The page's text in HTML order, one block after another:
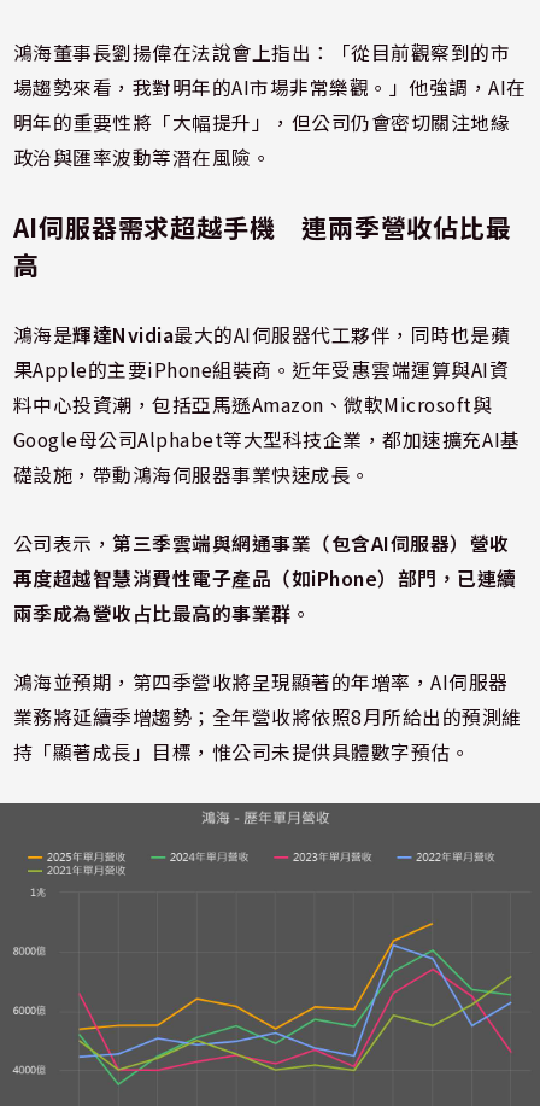
鴻海董事長劉揚偉在法說會上指出：「從目前觀察到的市
場趨勢來看，我對明年的AI市場非常樂觀。」他強調，AI在
明年的重要性將「大幅提升」，但公司仍會密切關注地緣
政治與匯率波動等潛在風險。
AI伺服器需求超越手機 連兩季營收佔比最
高
鴻海是輝達Nvidia最大的AI伺服器代工夥伴，同時也是蘋
果Apple的主要iPhone組裝商。近年受惠雲端運算與AI資
料中心投資潮，包括亞馬遜Amazon、微軟Microsoft與
Google母公司Alphabet等大型科技企業，都加速擴充AI基
礎設施，帶動鴻海伺服器事業快速成長。
公司表示，第三季雲端與網通事業（包含AI伺服器）營收
再度超越智慧消費性電子產品（如iPhone）部門，已連續
兩季成為營收占比最高的事業群 。
鴻海並預期，第四季營收將呈現顯著的年增率，AI伺服器
業務將延續季增趨勢；全年營收將依照8月所給出的預測維
持「顯著成長」目標，惟公司未提供具體數字預估。